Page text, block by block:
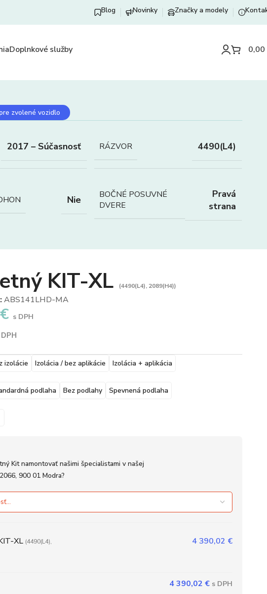
Blog Novinky Značky a modely
Doplnkové služby 0,00
zvolené vozidlo
2017 – Súčasnosť RÁZVOR 4490(L4)
Nie
BOČNÉ POSUVNÉ
DVERE
Pravá
strana
KIT-XL (4490(L4), 2089(H4))
ABS141LHD-MA
€ s DPH
izolácie Izolácia / bez aplikácie Izolácia + aplikácia
podlaha Bez podlahy Spevnená podlaha
Kit namontovať našimi špecialistami v našej
900 01 Modra?
XL (4490(L4),
4 390,02 €
4 390,02 €